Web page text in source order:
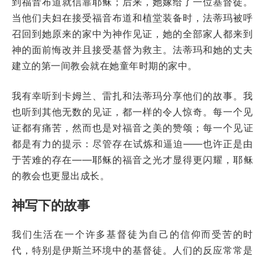
当他们夫妇在接受福音布道和植堂装备时，法蒂玛被呼
召回到她原来的家中为神作见证，她的全部家人都来到
神的面前悔改并且接受基督为救主。法蒂玛和她的丈夫
建立的第一间教会就在她童年时期的家中。
我有幸听到卡姆兰、雷扎和法蒂玛分享他们的故事。我
也听到其他无数的见证，都一样的令人惊奇。每一个见
证都有痛苦，然而也是对福音之美的赞颂；每一个见证
都是有力的提示：尽管存在试炼和逼迫——也许正是由
于苦难的存在——耶稣的福音之光才显得更闪耀，耶稣
的教会也更显出成长。
神写下的故事
我们生活在一个许多基督徒为自己的信仰而受苦的时
代，特别是伊斯兰环境中的基督徒。人们的反应常常是